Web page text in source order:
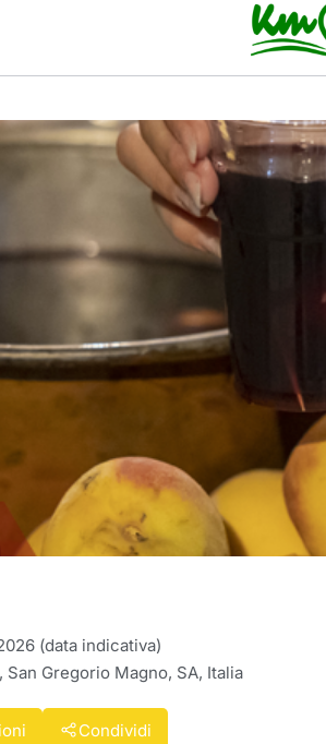
(data indicativa)
Gregorio Magno, SA, Italia
Condividi